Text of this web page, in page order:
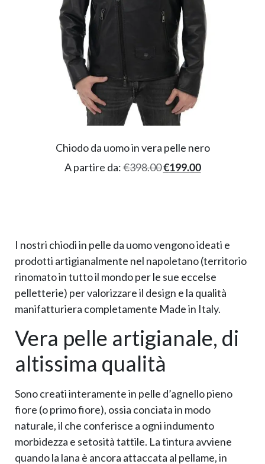
Chiodo da uomo in vera pelle nero
A partire da:€398.00€199.00
I nostri chiodi in pelle da uomo vengono ideati e
prodotti artigianalmente nel napoletano (territorio
rinomato in tutto il mondo per le sue eccelse
pelletterie) per valorizzare il design e la qualità
manifatturiera completamente Made in Italy.
Vera pelle artigianale, di
altissima qualità
Sono creati interamente in pelle d’agnello pieno
fiore (o primo fiore), ossia conciata in modo
naturale, il che conferisce a ogni indumento
morbidezza e setosità tattile. La tintura avviene
quando la lana è ancora attaccata al pellame, in